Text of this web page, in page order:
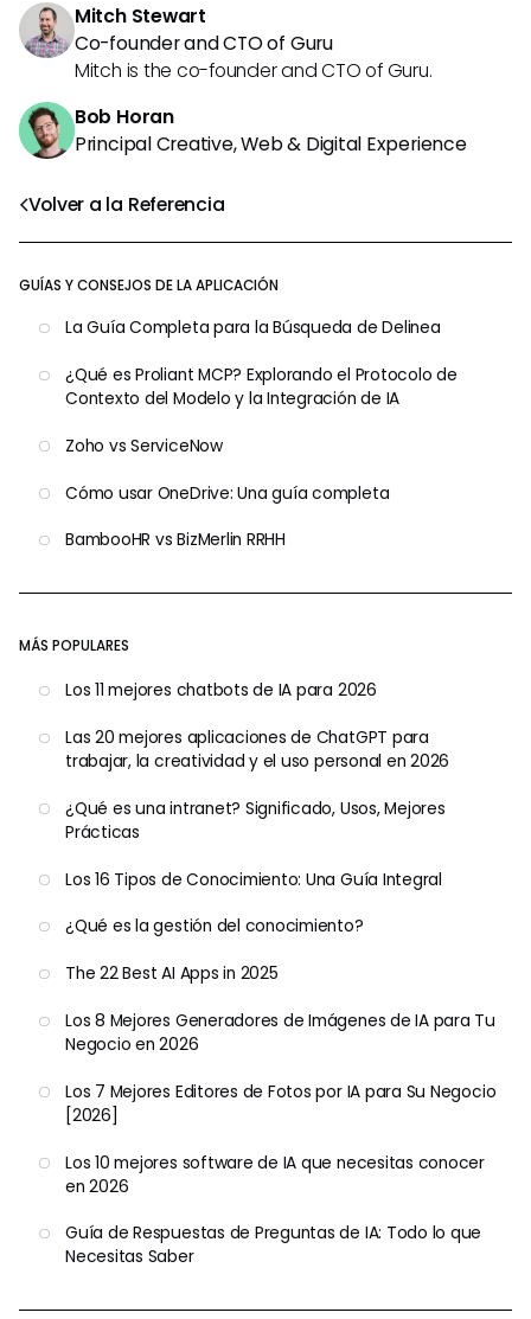
Volver a la Referencia
GUÍAS Y CONSEJOS DE LA APLICACIÓN
La Guía Completa para la Búsqueda de Delinea
¿Qué es Proliant MCP? Explorando el Protocolo de
Contexto del Modelo y la Integración de IA
Zoho vs ServiceNow
Cómo usar OneDrive: Una guía completa
BambooHR vs BizMerlin RRHH
MÁS POPULARES
Los 11 mejores chatbots de IA para 2026
Las 20 mejores aplicaciones de ChatGPT para
trabajar, la creatividad y el uso personal en 2026
¿Qué es una intranet? Significado, Usos, Mejores
Prácticas
Los 16 Tipos de Conocimiento: Una Guía Integral
¿Qué es la gestión del conocimiento?
The 22 Best AI Apps in 2025
Los 8 Mejores Generadores de Imágenes de IA para Tu
Negocio en 2026
Los 7 Mejores Editores de Fotos por IA para Su Negocio
[2026]
Los 10 mejores software de IA que necesitas conocer
en 2026
Guía de Respuestas de Preguntas de IA: Todo lo que
Necesitas Saber
Mitch Stewart
Co-founder and CTO of Guru
Mitch is the co-founder and CTO of Guru.
Bob Horan
Principal Creative, Web & Digital Experience